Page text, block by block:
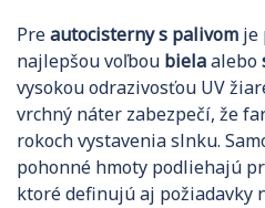
Preautocisterny s palivom je
najlepšou voľbou bielaalebo
vysokou odrazivosťou UV
vrchný náter zabezpečí, že
rokoch vystavenia slnku.
pohonné hmoty podliehajú
ktoré definujú aj požiadavky